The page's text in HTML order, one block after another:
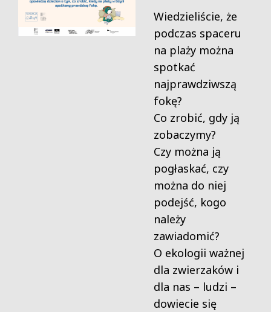
Wiedzieliście, że
podczas spaceru
na plaży można
spotkać
najprawdziwszą
fokę?
Co zrobić, gdy ją
zobaczymy?
Czy można ją
pogłaskać, czy
można do niej
podejść, kogo
należy
zawiadomić?
O ekologii ważnej
dla zwierzaków i
dla nas – ludzi –
dowiecie się